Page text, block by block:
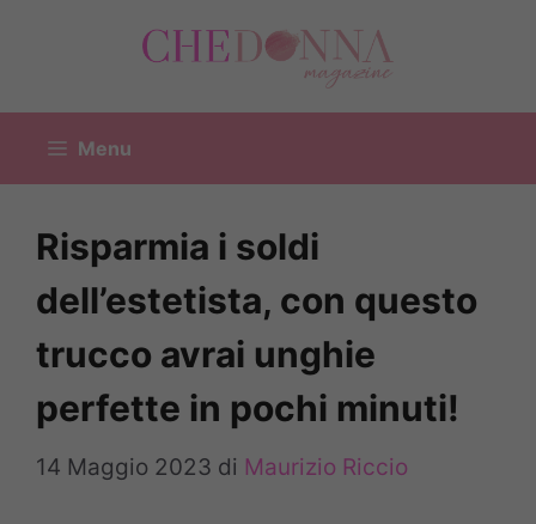
Menu
Risparmia i soldi
dell’estetista, con questo
trucco avrai unghie
perfette in pochi minuti!
14 Maggio 2023 di Maurizio Riccio